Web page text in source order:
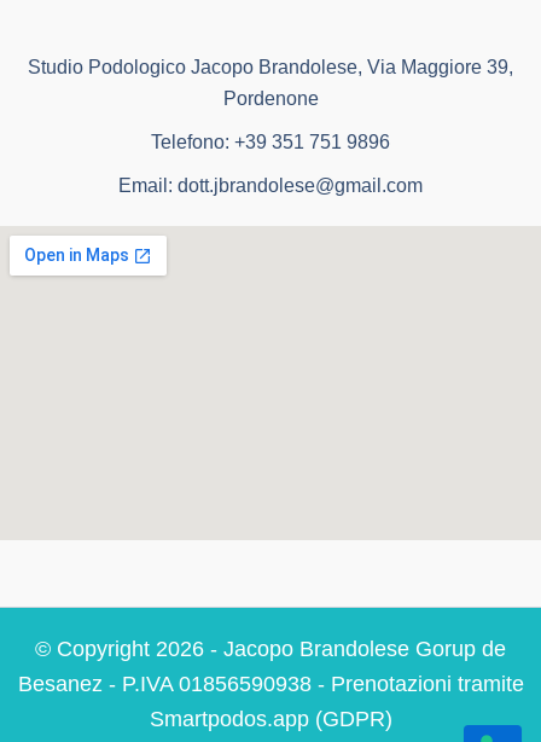
Studio Podologico Jacopo Brandolese, Via Maggiore 39,
Pordenone
Telefono: +39 351 751 9896
Email: dott.jbrandolese@gmail.com
© Copyright 2026 - Jacopo Brandolese Gorup de
Besanez - P.IVA 01856590938 - Prenotazioni tramite
Smartpodos.app (GDPR)